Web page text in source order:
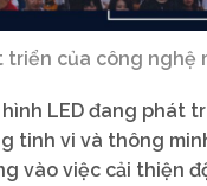
triển của công nghệ
LED đang phát
tinh vi và thông
vào việc cải thiện